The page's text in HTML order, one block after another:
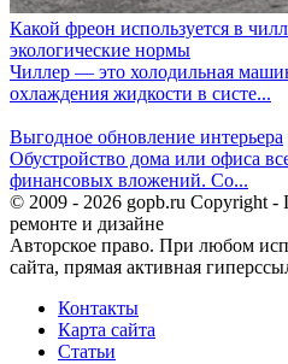
Какой фреон используется в
экологические нормы
Чиллер — это холодильная
охлаждения жидкости в систе...
Выгодное обновление интерьера
Обустройство дома или офиса
финансовых вложений. Со...
© 2009 - 2026 gopb.ru Copyright -
ремонте и дизайне
Авторское право. При любом
сайта, прямая активная
Контакты
Карта сайта
Статьи